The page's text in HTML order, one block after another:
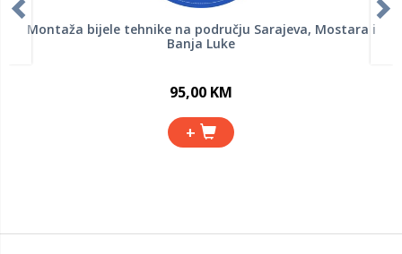
Montaža bijele tehnike na području Sarajeva, Mostara i
Banja Luke
95,00 KM
+